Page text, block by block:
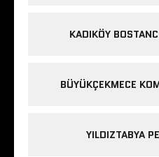
KADIKÖY
BÜYÜKÇEKMECE
YILDIZTABYA